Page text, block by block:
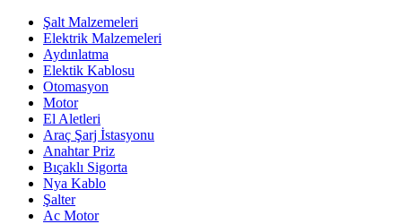
Şalt Malzemeleri
Elektrik Malzemeleri
Aydınlatma
Elektik Kablosu
Otomasyon
Motor
El Aletleri
Araç Şarj İstasyonu
Anahtar Priz
Bıçaklı Sigorta
Nya Kablo
Şalter
Ac Motor